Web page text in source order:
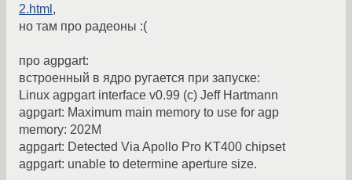
2.html ,
но там про радеоны :(
про agpgart:
встроенный в ядро ругается при запуске:
Linux agpgart interface v0.99 (c) Jeff Hartmann
agpgart: Maximum main memory to use for agp
memory: 202M
agpgart: Detected Via Apollo Pro KT400 chipset
agpgart: unable to determine aperture size.